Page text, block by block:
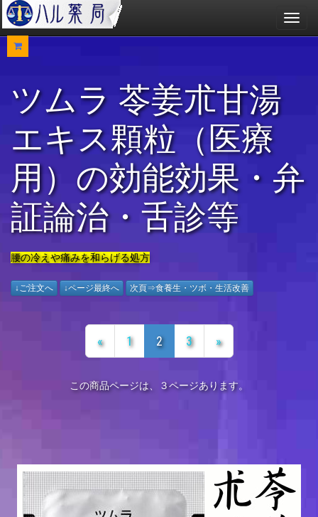
メ
ニ
ツムラ 苓姜朮甘湯
エキス顆粒（医療
用）の効能効果・弁
証論治・舌診等
腰の冷えや痛みを和らげる処方
↓ご注文へ ↓ページ最終へ 次頁⇒食養生・ツボ・生活改善
« 1 2 3 »
この商品ページは、３ページあります。